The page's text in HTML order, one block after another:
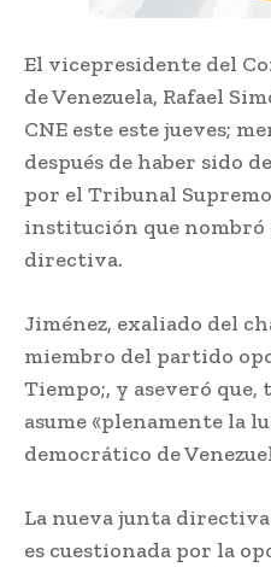
El vicepresidente del
de Venezuela, Rafael
CNE este este jueves;
después de haber sido
por el Tribunal
institución que nombró
directiva.
Jiménez, exaliado del
miembro del partido
Tiempo;, y aseveró que,
asume «plenamente la
democrático de
La nueva junta
es cuestionada por la